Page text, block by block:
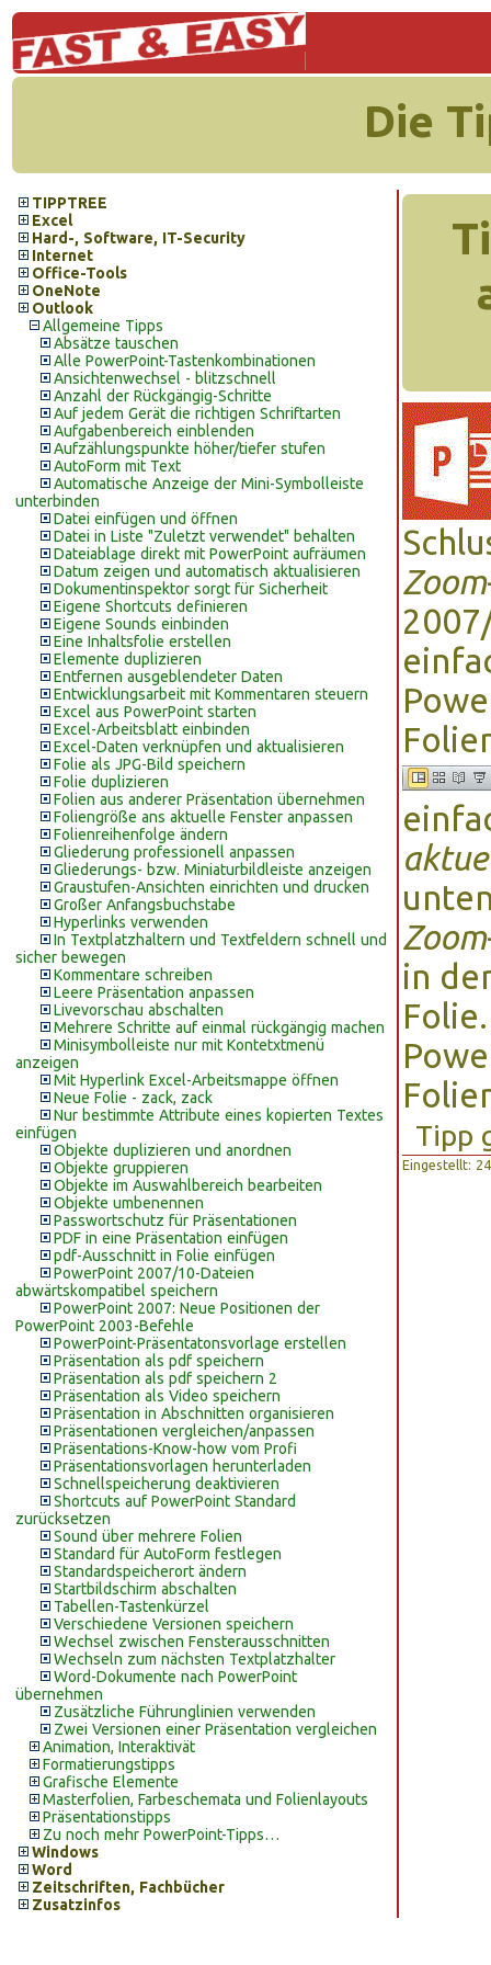
Die
TIPPTREE
Excel
Hard-, Software, IT-Security
Internet
Office-Tools
OneNote
Outlook
Allgemeine Tipps
Absätze tauschen
Alle PowerPoint-Tastenkombinationen
Ansichtenwechsel - blitzschnell
Anzahl der Rückgängig-Schritte
Auf jedem Gerät die richtigen Schriftarten
Aufgabenbereich einblenden
Aufzählungspunkte höher/tiefer stufen
AutoForm mit Text
Automatische Anzeige der Mini-Symbolleiste
unterbinden
Datei einfügen und öffnen
Datei in Liste "Zuletzt verwendet" behalten
Dateiablage direkt mit PowerPoint aufräumen
Datum zeigen und automatisch aktualisieren
Dokumentinspektor sorgt für Sicherheit
Eigene Shortcuts definieren
Eigene Sounds einbinden
Eine Inhaltsfolie erstellen
Elemente duplizieren
Entfernen ausgeblendeter Daten
Entwicklungsarbeit mit Kommentaren steuern
Excel aus PowerPoint starten
Excel-Arbeitsblatt einbinden
Excel-Daten verknüpfen und aktualisieren
Folie als JPG-Bild speichern
Folie duplizieren
Folien aus anderer Präsentation übernehmen
Foliengröße ans aktuelle Fenster anpassen
Folienreihenfolge ändern
Gliederung professionell anpassen
Gliederungs- bzw. Miniaturbildleiste anzeigen
Graustufen-Ansichten einrichten und drucken
Großer Anfangsbuchstabe
Hyperlinks verwenden
In Textplatzhaltern und Textfeldern schnell und
sicher bewegen
Kommentare schreiben
Leere Präsentation anpassen
Livevorschau abschalten
Mehrere Schritte auf einmal rückgängig machen
Minisymbolleiste nur mit Kontetxtmenü
anzeigen
Mit Hyperlink Excel-Arbeitsmappe öffnen
Neue Folie - zack, zack
Nur bestimmte Attribute eines kopierten Textes
einfügen
Objekte duplizieren und anordnen
Objekte gruppieren
Objekte im Auswahlbereich bearbeiten
Objekte umbenennen
Passwortschutz für Präsentationen
PDF in eine Präsentation einfügen
pdf-Ausschnitt in Folie einfügen
PowerPoint 2007/10-Dateien
abwärtskompatibel speichern
PowerPoint 2007: Neue Positionen der
PowerPoint 2003-Befehle
PowerPoint-Präsentatonsvorlage erstellen
Präsentation als pdf speichern
Präsentation als pdf speichern 2
Präsentation als Video speichern
Präsentation in Abschnitten organisieren
Präsentationen vergleichen/anpassen
Präsentations-Know-how vom Profi
Präsentationsvorlagen herunterladen
Schnellspeicherung deaktivieren
Shortcuts auf PowerPoint Standard
zurücksetzen
Sound über mehrere Folien
Standard für AutoForm festlegen
Standardspeicherort ändern
Startbildschirm abschalten
Tabellen-Tastenkürzel
Verschiedene Versionen speichern
Wechsel zwischen Fensterausschnitten
Wechseln zum nächsten Textplatzhalter
Word-Dokumente nach PowerPoint
übernehmen
Zusätzliche Führunglinien verwenden
Zwei Versionen einer Präsentation vergleichen
Animation, Interaktivät
Formatierungstipps
Grafische Elemente
Masterfolien, Farbeschemata und Folienlayouts
Präsentationstipps
Zu noch mehr PowerPoint-Tipps…
Windows
Word
Zeitschriften, Fachbücher
Zusatzinfos
Zoom
Zoom
in
Tipp
Eingestellt: